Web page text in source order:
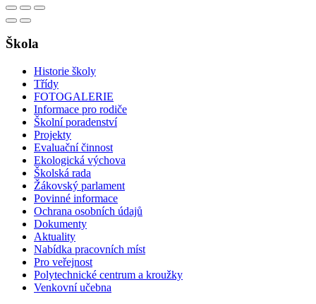
Škola
Historie školy
Třídy
FOTOGALERIE
Informace pro rodiče
Školní poradenství
Projekty
Evaluační činnost
Ekologická výchova
Školská rada
Žákovský parlament
Povinné informace
Ochrana osobních údajů
Dokumenty
Aktuality
Nabídka pracovních míst
Pro veřejnost
Polytechnické centrum a kroužky
Venkovní učebna